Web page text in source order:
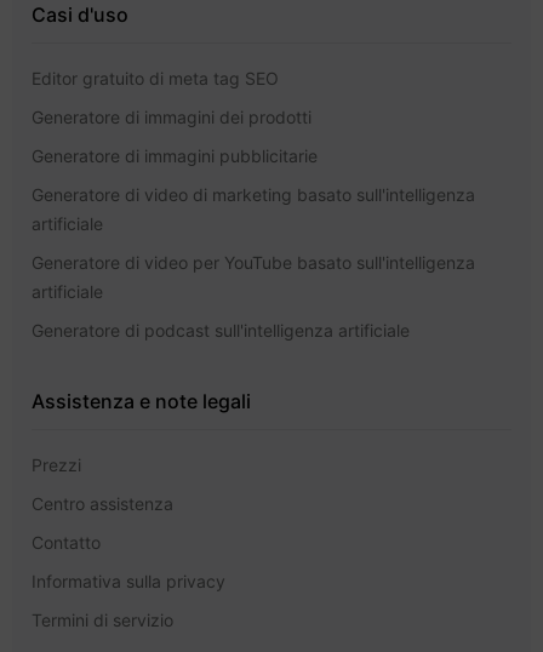
Casi d'uso
Editor gratuito di meta tag SEO
Generatore di immagini dei prodotti
Generatore di immagini pubblicitarie
Generatore di video di marketing basato sull'intelligenza
artificiale
Generatore di video per YouTube basato sull'intelligenza
artificiale
Generatore di podcast sull'intelligenza artificiale
Assistenza e note legali
Prezzi
Centro assistenza
Contatto
Informativa sulla privacy
Termini di servizio